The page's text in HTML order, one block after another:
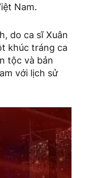
Nam.
do ca sĩ Xuân
khúc tráng ca
tộc và bản
với lịch sử